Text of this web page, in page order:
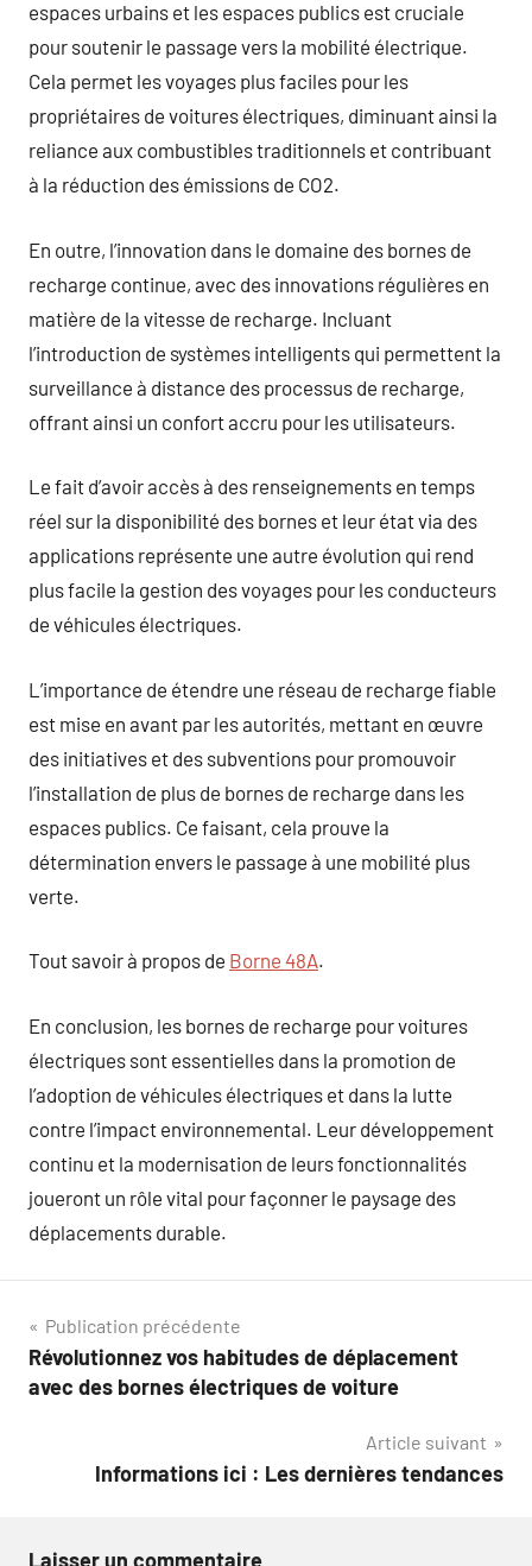
espaces urbains et les espaces publics est cruciale
pour soutenir le passage vers la mobilité électrique.
Cela permet les voyages plus faciles pour les
propriétaires de voitures électriques, diminuant ainsi la
reliance aux combustibles traditionnels et contribuant
à la réduction des émissions de CO2.
En outre, l’innovation dans le domaine des bornes de
recharge continue, avec des innovations régulières en
matière de la vitesse de recharge. Incluant
l’introduction de systèmes intelligents qui permettent la
surveillance à distance des processus de recharge,
offrant ainsi un confort accru pour les utilisateurs.
Le fait d’avoir accès à des renseignements en temps
réel sur la disponibilité des bornes et leur état via des
applications représente une autre évolution qui rend
plus facile la gestion des voyages pour les conducteurs
de véhicules électriques.
L’importance de étendre une réseau de recharge fiable
est mise en avant par les autorités, mettant en œuvre
des initiatives et des subventions pour promouvoir
l’installation de plus de bornes de recharge dans les
espaces publics. Ce faisant, cela prouve la
détermination envers le passage à une mobilité plus
verte.
Tout savoir à propos de Borne 48A.
En conclusion, les bornes de recharge pour voitures
électriques sont essentielles dans la promotion de
l’adoption de véhicules électriques et dans la lutte
contre l’impact environnemental. Leur développement
continu et la modernisation de leurs fonctionnalités
joueront un rôle vital pour façonner le paysage des
déplacements durable.
Navigation
de
Publication précédente
Révolutionnez vos habitudes de déplacement
avec des bornes électriques de voiture
Article suivant
Informations ici : Les dernières tendances
Laisser un commentaire